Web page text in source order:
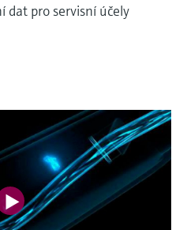
dat pro servisní účely